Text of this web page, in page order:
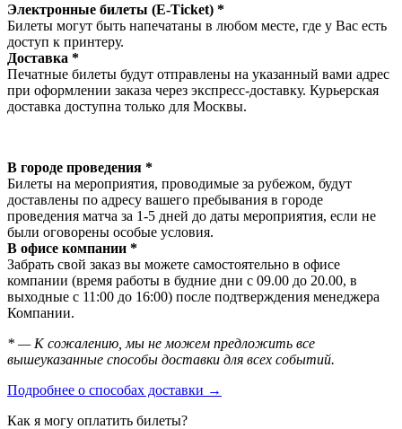
Электронные билеты (E-Ticket) *
Билеты могут быть напечатаны в любом месте, где у Вас есть
доступ к принтеру.
Доставка *
Печатные билеты будут отправлены на указанный вами адрес
при оформлении заказа через экспресс-доставку. Курьерская
доставка доступна только для Москвы.
В городе проведения *
Билеты на мероприятия, проводимые за рубежом, будут
доставлены по адресу вашего пребывания в городе
проведения матча за 1-5 дней до даты мероприятия, если не
были оговорены особые условия.
В офисе компании *
Забрать свой заказ вы можете самостоятельно в офисе
компании (время работы в будние дни с 09.00 до 20.00, в
выходные с 11:00 до 16:00) после подтверждения менеджера
Компании.
* — К сожалению, мы не можем предложить все
вышеуказанные способы доставки для всех событий.
Подробнее о способах доставки →
Как я могу оплатить билеты?